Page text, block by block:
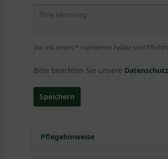
Die mit einem * markierten Felder sind
Bitte beachten Sie unsere
Speichern
Pflegehinweise